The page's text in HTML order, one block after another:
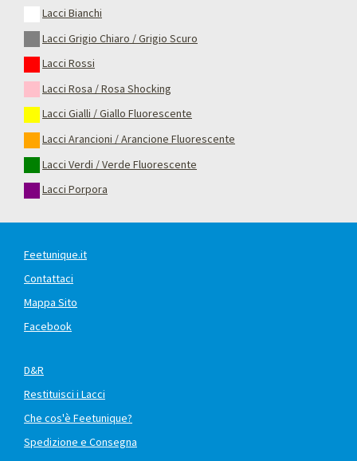
Lacci Bianchi
Lacci Grigio Chiaro / Grigio Scuro
Lacci Rossi
Lacci Rosa / Rosa Shocking
Lacci Gialli / Giallo Fluorescente
Lacci Arancioni / Arancione Fluorescente
Lacci Verdi / Verde Fluorescente
Lacci Porpora
Feetunique.it
Contattaci
Mappa Sito
Facebook
D&R
Restituisci i Lacci
Che cos'è Feetunique?
Spedizione e Consegna